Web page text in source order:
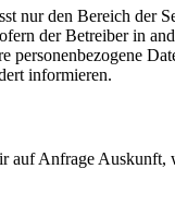
nur den Bereich der
der Betreiber in
personenbezogene
informieren.
auf Anfrage Auskunft,